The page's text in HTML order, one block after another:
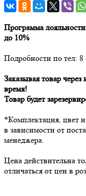
Программа
до 10%
Подробности по тел: 8
Заказывая товар
время!
Товар будет
*Комплектация, цвет
в зависимости от
менеджера.
Цена действительна
отличаться от цен в